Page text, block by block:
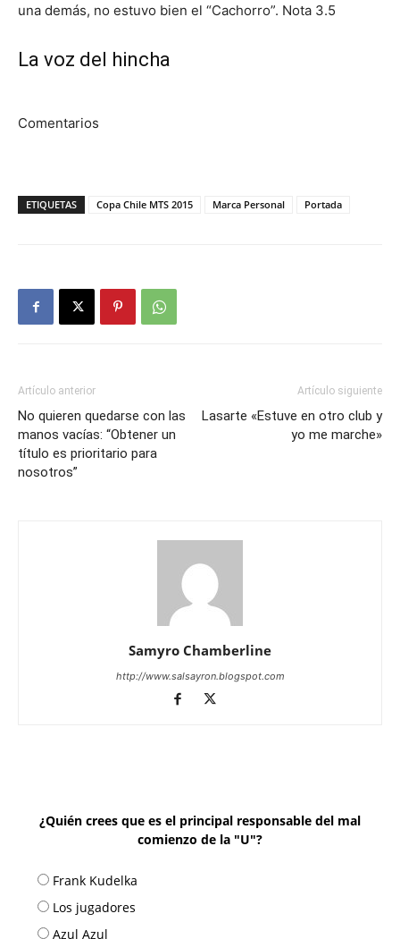
una demás, no estuvo bien el “Cachorro”. Nota 3.5
La voz del hincha
Comentarios
ETIQUETAS Copa Chile MTS 2015 Marca Personal Portada
Artículo anterior
No quieren quedarse con las
manos vacías: “Obtener un
título es prioritario para
nosotros”
Artículo siguiente
Lasarte «Estuve en otro club y
yo me marche»
Samyro Chamberline
http://www.salsayron.blogspot.com
¿Quién crees que es el principal responsable del mal
comienzo de la "U"?
Frank Kudelka
Los jugadores
Azul Azul